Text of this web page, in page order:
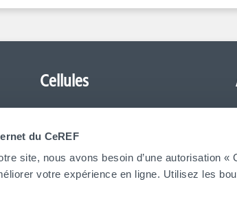
du CeREF
site, nous avons besoin d’une autorisation «
votre expérience en ligne. Utilisez les
Cellules
CeREF Économique